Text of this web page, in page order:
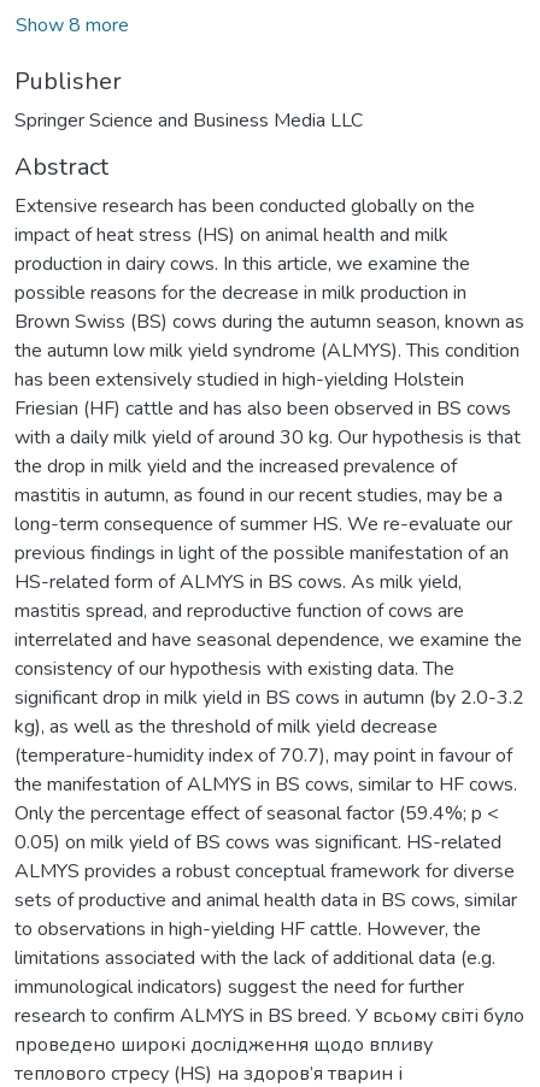
Show 8 more
Publisher
Springer Science and Business Media LLC
Abstract
Extensive research has been conducted globally on the
impact of heat stress (HS) on animal health and milk
production in dairy cows. In this article, we examine the
possible reasons for the decrease in milk production in
Brown Swiss (BS) cows during the autumn season, known as
the autumn low milk yield syndrome (ALMYS). This condition
has been extensively studied in high-yielding Holstein
Friesian (HF) cattle and has also been observed in BS cows
with a daily milk yield of around 30 kg. Our hypothesis is that
the drop in milk yield and the increased prevalence of
mastitis in autumn, as found in our recent studies, may be a
long-term consequence of summer HS. We re-evaluate our
previous findings in light of the possible manifestation of an
HS-related form of ALMYS in BS cows. As milk yield,
mastitis spread, and reproductive function of cows are
interrelated and have seasonal dependence, we examine the
consistency of our hypothesis with existing data. The
significant drop in milk yield in BS cows in autumn (by 2.0-3.2
kg), as well as the threshold of milk yield decrease
(temperature-humidity index of 70.7), may point in favour of
the manifestation of ALMYS in BS cows, similar to HF cows.
Only the percentage effect of seasonal factor (59.4%; p <
0.05) on milk yield of BS cows was significant. HS-related
ALMYS provides a robust conceptual framework for diverse
sets of productive and animal health data in BS cows, similar
to observations in high-yielding HF cattle. However, the
limitations associated with the lack of additional data (e.g.
immunological indicators) suggest the need for further
research to confirm ALMYS in BS breed. У всьому світі було
проведено широкі дослідження щодо впливу
теплового стресу (HS) на здоров’я тварин і